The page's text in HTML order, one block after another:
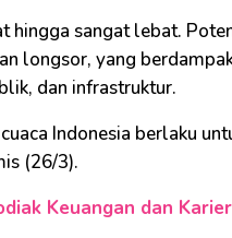
hingga sangat lebat.
longsor, yang
dan infrastruktur.
Indonesia berlaku
(26/3).
Keuangan dan